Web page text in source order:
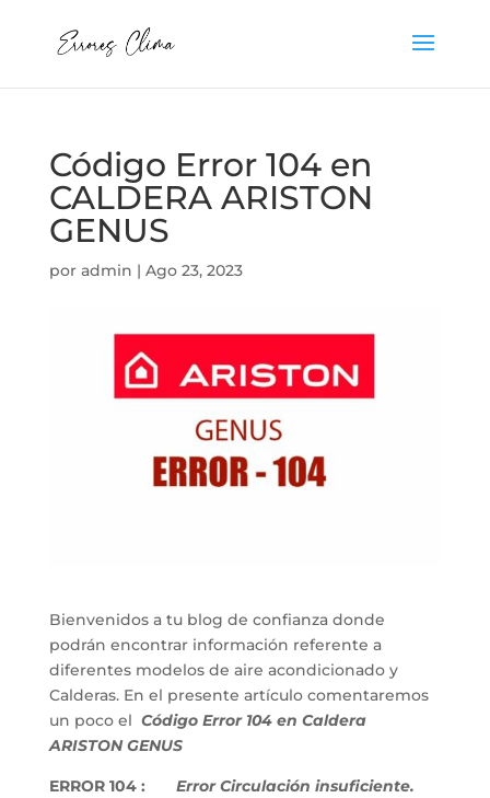
Código Error 104 en
CALDERA ARISTON
GENUS
por admin | Ago 23, 2023
Bienvenidos a tu blog de confianza donde
podrán encontrar información referente a
diferentes modelos de aire acondicionado y
Calderas. En el presente artículo comentaremos
un poco el Código Error 104 en Caldera
ARISTON GENUS
ERROR 104 : Error Circulación insuficiente.